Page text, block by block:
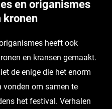
en origanismes
kronen
heeft ook
en kransen gemaakt.
de enige die het enorm
vonden om samen te
het festival. Verhalen